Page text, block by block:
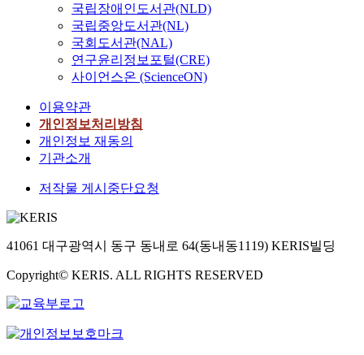
국립장애인도서관(NLD)
국립중앙도서관(NL)
국회도서관(NAL)
연구윤리정보포털(CRE)
사이언스온 (ScienceON)
이용약관
개인정보처리방침
개인정보 재동의
기관소개
저작물 게시중단요청
41061 대구광역시 동구 동내로 64(동내동1119) KERIS빌딩
Copyright© KERIS. ALL RIGHTS RESERVED